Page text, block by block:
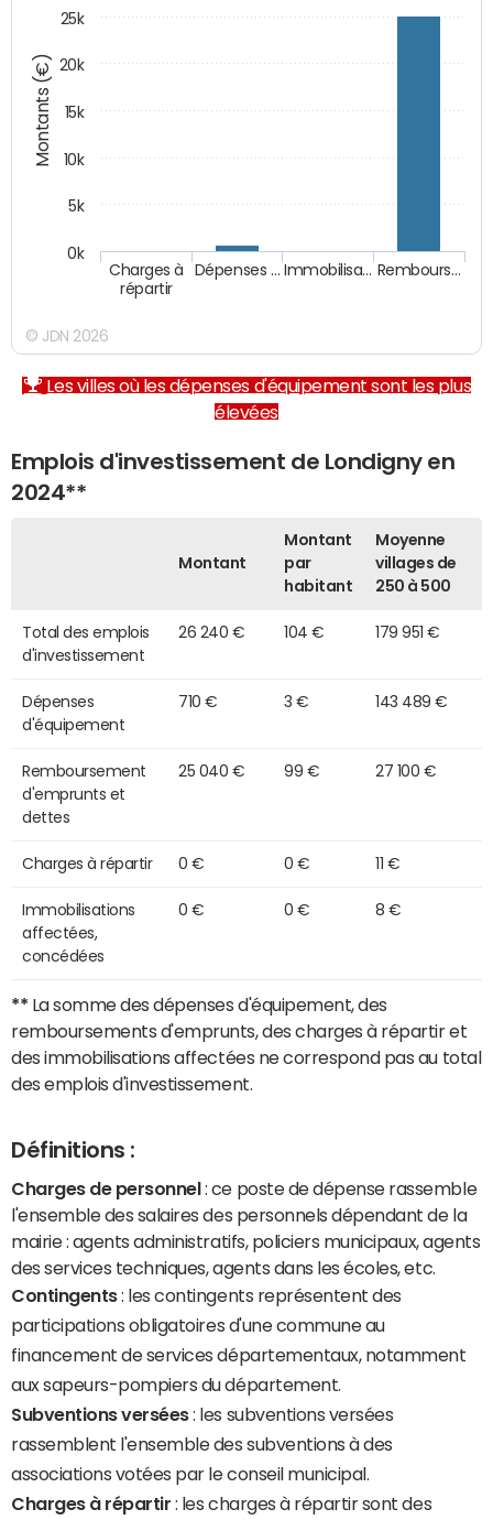
Montants (€)
Charges à
répartir
Dépenses … Immobilisa… Rembours…
0k
5k
10k
15k
20k
25k
© JDN 2026
Les villes où les dépenses d'équipement sont les plus
élevées
Emplois d'investissement de Londigny en
2024**
Montant
Montant
par
habitant
Moyenne
villages de
250 à 500
Total des emplois
d'investissement
26 240 € 104 € 179 951 €
Dépenses
d'équipement
710 € 3 € 143 489 €
Remboursement
d'emprunts et
dettes
25 040 € 99 € 27 100 €
Charges à répartir 0 € 0 € 11 €
Immobilisations
affectées,
concédées
0 € 0 € 8 €
** La somme des dépenses d'équipement, des
remboursements d'emprunts, des charges à répartir et
des immobilisations affectées ne correspond pas au total
des emplois d'investissement.
Définitions :
Charges de personnel : ce poste de dépense rassemble
l'ensemble des salaires des personnels dépendant de la
mairie : agents administratifs, policiers municipaux, agents
des services techniques, agents dans les écoles, etc.
Contingents: les contingents représentent des
participations obligatoires d'une commune au
financement de services départementaux, notamment
aux sapeurs-pompiers du département.
Subventions versées: les subventions versées
rassemblent l'ensemble des subventions à des
associations votées par le conseil municipal.
Charges à répartir : les charges à répartir sont des